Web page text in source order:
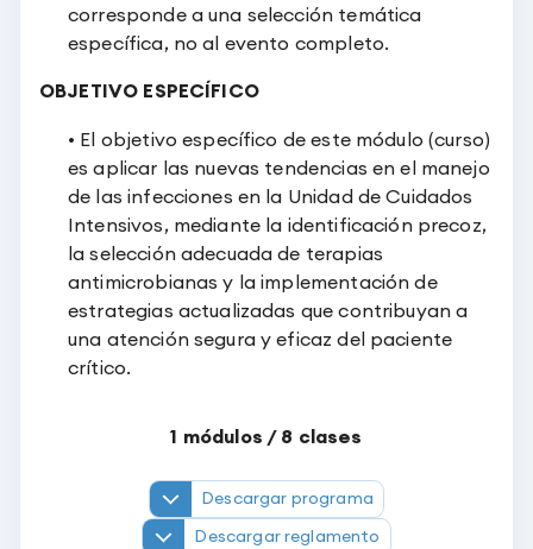
corresponde a una selección temática
específica, no al evento completo.
OBJETIVO ESPECÍFICO
• El objetivo específico de este módulo (curso)
es aplicar las nuevas tendencias en el manejo
de las infecciones en la Unidad de Cuidados
Intensivos, mediante la identificación precoz,
la selección adecuada de terapias
antimicrobianas y la implementación de
estrategias actualizadas que contribuyan a
una atención segura y eficaz del paciente
crítico.
1 módulos / 8 clases
Descargar programa
Descargar reglamento